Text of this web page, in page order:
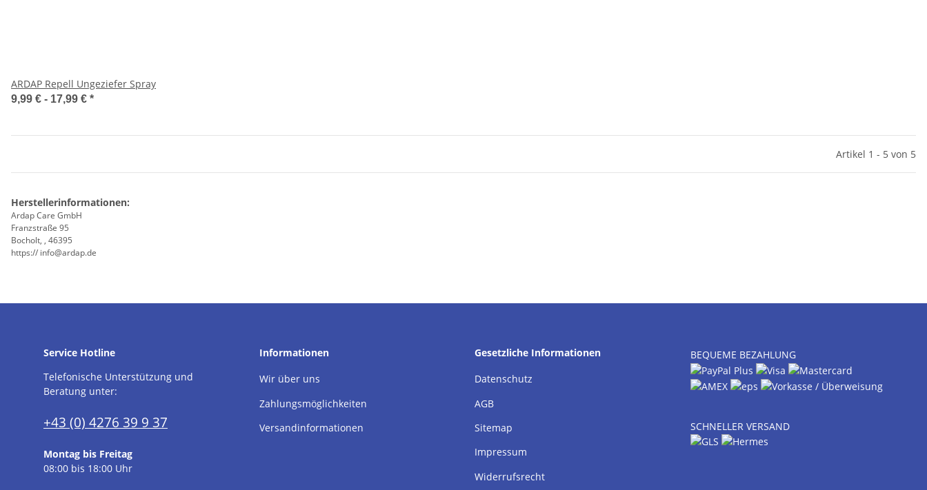
ARDAP Repell Ungeziefer Spray
9,99 € - 17,99 € *
Artikel 1 - 5 von 5
Herstellerinformationen:
Ardap Care GmbH
Franzstraße 95
Bocholt, , 46395
https:// info@ardap.de
Service Hotline
Telefonische Unterstützung und
Beratung unter:
+43 (0) 4276 39 9 37
Montag bis Freitag
08:00 bis 18:00 Uhr
Informationen
Wir über uns
Zahlungsmöglichkeiten
Versandinformationen
Gesetzliche Informationen
Datenschutz
AGB
Sitemap
Impressum
Widerrufsrecht
BEQUEME BEZAHLUNG
SCHNELLER VERSAND